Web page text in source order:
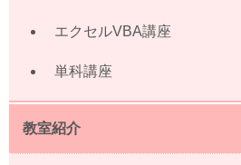
エクセルVBA講座
単科講座
教室紹介